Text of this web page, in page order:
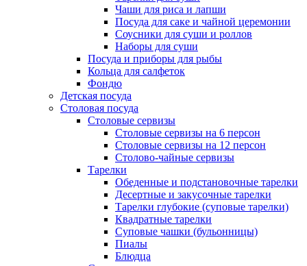
Чаши для риса и лапши
Посуда для саке и чайной церемонии
Соусники для суши и роллов
Наборы для суши
Посуда и приборы для рыбы
Кольца для салфеток
Фондю
Детская посуда
Столовая посуда
Столовые сервизы
Столовые сервизы на 6 персон
Столовые сервизы на 12 персон
Столово-чайные сервизы
Тарелки
Обеденные и подстановочные тарелки
Десертные и закусочные тарелки
Тарелки глубокие (суповые тарелки)
Квадратные тарелки
Суповые чашки (бульонницы)
Пиалы
Блюдца